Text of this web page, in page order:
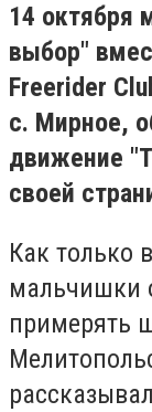
14 октября
выбор"
Freerider
с. Мирное,
движение
своей
Как только
мальчишки
примерять